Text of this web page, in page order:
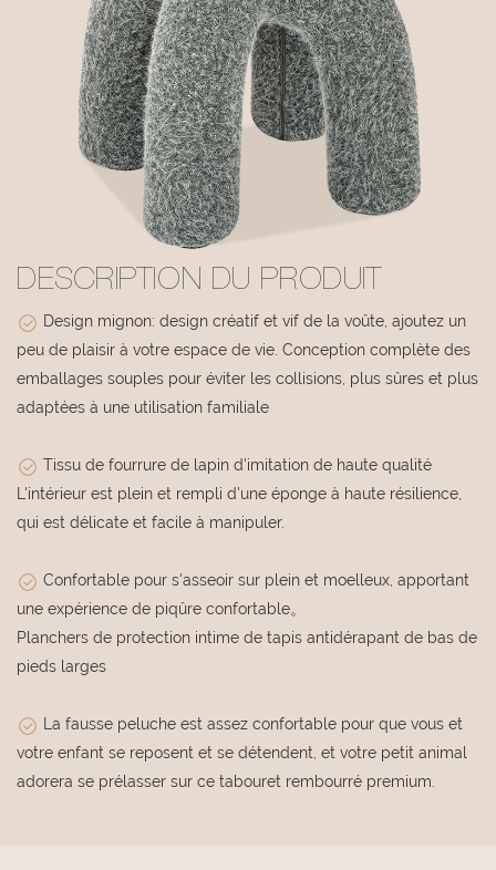
DESCRIPTION DU PRODUIT
Design mignon: design créatif et vif de la voûte, ajoutez un
peu de plaisir à votre espace de vie. Conception complète des
emballages souples pour éviter les collisions, plus sûres et plus
adaptées à une utilisation familiale
Tissu de fourrure de lapin d'imitation de haute qualité
L'intérieur est plein et rempli d'une éponge à haute résilience,
qui est délicate et facile à manipuler.
Confortable pour s'asseoir sur plein et moelleux, apportant
une expérience de piqûre confortable。
Planchers de protection intime de tapis antidérapant de bas de
pieds larges
La fausse peluche est assez confortable pour que vous et
votre enfant se reposent et se détendent, et votre petit animal
adorera se prélasser sur ce tabouret rembourré premium.